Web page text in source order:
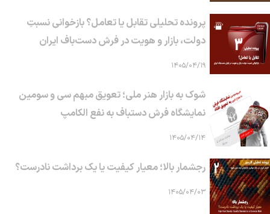
پرونده تحلیلی تقابل یا تعامل؟ بازخوانی نسبتِ
دولت، بازار و هویت در فرش دست‌باف ایران
۱۴۰۵/۰۴/۱۹
شوک به بازار هنر ملی؛ تعویق مبهم سی و سومین
نمایشگاه فرش دستباف به نفع الکامپ
۱۴۰۵/۰۴/۱۴
رجشمار بالا؛ معیار کیفیت یا یک برداشت نادرست؟
۱۴۰۵/۰۴/۰۳